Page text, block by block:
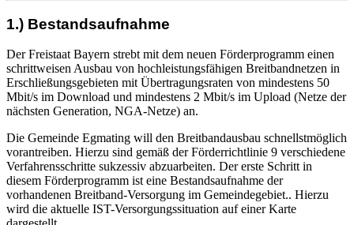
1.) Bestandsaufnahme
Der Freistaat Bayern strebt mit dem neuen Förderprogramm einen
schrittweisen Ausbau von hochleistungsfähigen Breitbandnetzen in
Erschließungsgebieten mit Übertragungsraten von mindestens 50
Mbit/s im Download und mindestens 2 Mbit/s im Upload (Netze der
nächsten Generation, NGA-Netze) an.
Die Gemeinde Egmating will den Breitbandausbau schnellstmöglich
vorantreiben. Hierzu sind gemäß der Förderrichtlinie 9 verschiedene
Verfahrensschritte sukzessiv abzuarbeiten. Der erste Schritt in
diesem Förderprogramm ist eine Bestandsaufnahme der
vorhandenen Breitband-Versorgung im Gemeindegebiet.. Hierzu
wird die aktuelle IST-Versorgungssituation auf einer Karte